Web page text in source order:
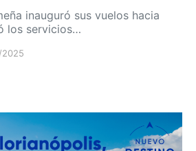
inauguró sus vuelos hacia
los servicios…